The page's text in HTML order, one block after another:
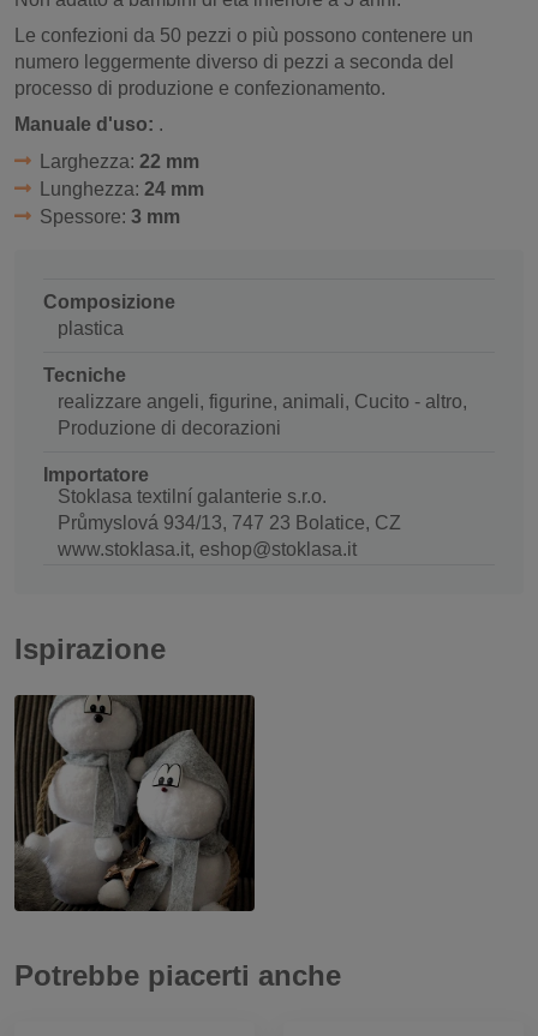
Le confezioni da 50 pezzi o più possono contenere un
numero leggermente diverso di pezzi a seconda del
processo di produzione e confezionamento.
Manuale d'uso: .
Larghezza: 22 mm
Lunghezza: 24 mm
Spessore: 3 mm
Composizione
plastica
Tecniche
realizzare angeli, figurine, animali, Cucito - altro,
Produzione di decorazioni
Importatore
Stoklasa textilní galanterie s.r.o.
Průmyslová 934/13, 747 23 Bolatice, CZ
www.stoklasa.it, eshop@stoklasa.it
Ispirazione
Potrebbe piacerti anche